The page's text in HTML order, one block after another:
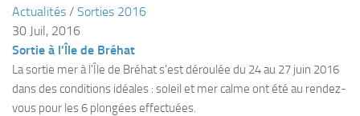
Responsables
Fosse
Sorties techniques
Actualités / Sorties 2016
30 Juil, 2016
Sortie à l’Île de Bréhat
La sortie mer à l’Île de Bréhat s’est déroulée du 24 au 27 juin 2016
dans des conditions idéales : soleil et mer calme ont été au rendez-
vous pour les 6 plongées effectuées.